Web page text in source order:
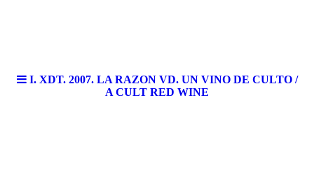
I. XDT. 2007. LA RAZON VD. UN VINO DE CULTO /
A CULT RED WINE